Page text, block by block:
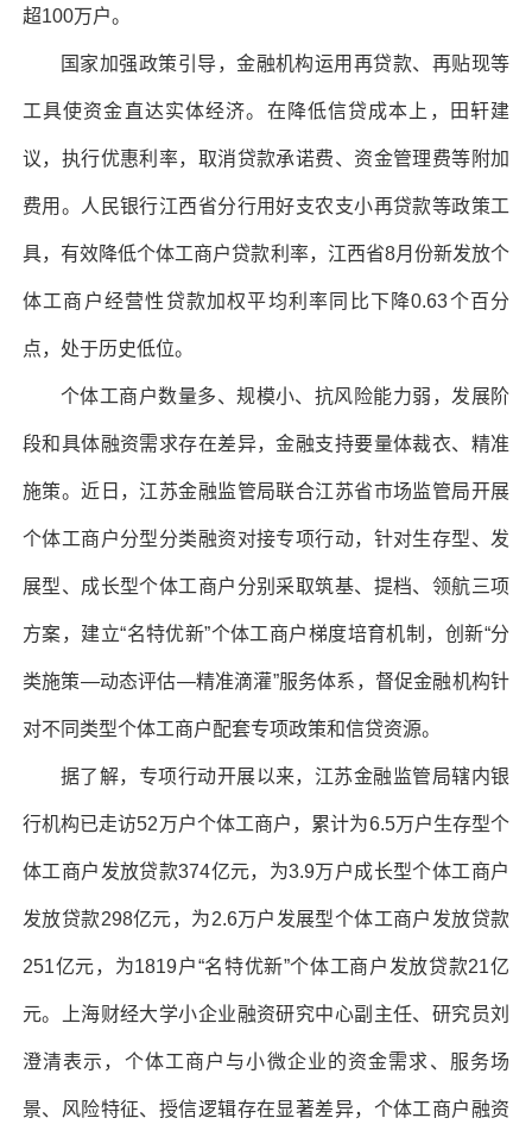
超100万户。
国家加强政策引导，金融机构运用再贷款、再贴现等
工具使资金直达实体经济。在降低信贷成本上，田轩建
议，执行优惠利率，取消贷款承诺费、资金管理费等附加
费用。人民银行江西省分行用好支农支小再贷款等政策工
具，有效降低个体工商户贷款利率，江西省8月份新发放个
体工商户经营性贷款加权平均利率同比下降0.63个百分
点，处于历史低位。
个体工商户数量多、规模小、抗风险能力弱，发展阶
段和具体融资需求存在差异，金融支持要量体裁衣、精准
施策。近日，江苏金融监管局联合江苏省市场监管局开展
个体工商户分型分类融资对接专项行动，针对生存型、发
展型、成长型个体工商户分别采取筑基、提档、领航三项
方案，建立“名特优新”个体工商户梯度培育机制，创新“分
类施策—动态评估—精准滴灌”服务体系，督促金融机构针
对不同类型个体工商户配套专项政策和信贷资源。
据了解，专项行动开展以来，江苏金融监管局辖内银
行机构已走访52万户个体工商户，累计为6.5万户生存型个
体工商户发放贷款374亿元，为3.9万户成长型个体工商户
发放贷款298亿元，为2.6万户发展型个体工商户发放贷款
251亿元，为1819户“名特优新”个体工商户发放贷款21亿
元。上海财经大学小企业融资研究中心副主任、研究员刘
澄清表示，个体工商户与小微企业的资金需求、服务场
景、风险特征、授信逻辑存在显著差异，个体工商户融资